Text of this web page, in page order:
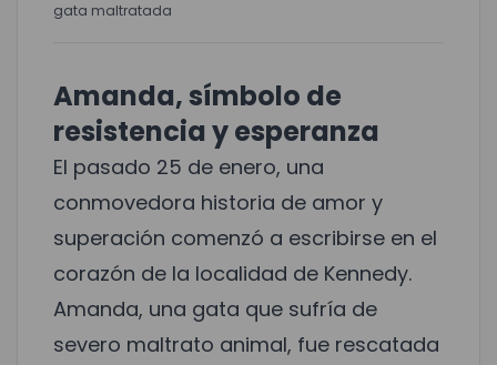
gata maltratada
Amanda, símbolo de
resistencia y esperanza
El pasado 25 de enero, una
conmovedora historia de amor y
superación comenzó a escribirse en el
corazón de la localidad de Kennedy.
Amanda, una gata que sufría de
severo maltrato animal, fue rescatada